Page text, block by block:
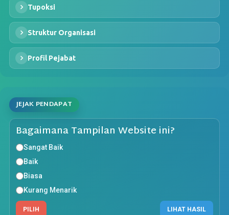
Tupoksi
Struktur Organisasi
Profil Pejabat
JEJAK PENDAPAT
Bagaimana Tampilan Website ini?
Sangat Baik
Baik
Biasa
Kurang Menarik
PILIH LIHAT HASIL